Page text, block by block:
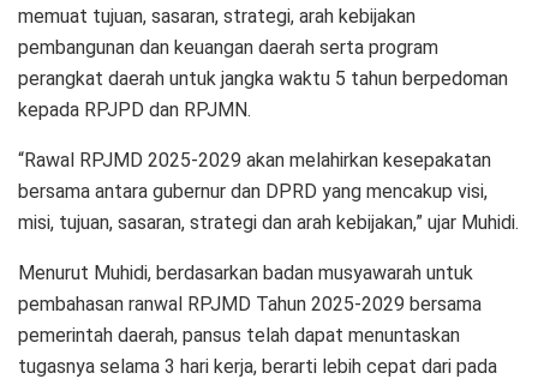
memuat tujuan, sasaran, strategi, arah kebijakan
pembangunan dan keuangan daerah serta program
perangkat daerah untuk jangka waktu 5 tahun berpedoman
kepada RPJPD dan RPJMN.
“Rawal RPJMD 2025-2029 akan melahirkan kesepakatan
bersama antara gubernur dan DPRD yang mencakup visi,
misi, tujuan, sasaran, strategi dan arah kebijakan,” ujar Muhidi.
Menurut Muhidi, berdasarkan badan musyawarah untuk
pembahasan ranwal RPJMD Tahun 2025-2029 bersama
pemerintah daerah, pansus telah dapat menuntaskan
tugasnya selama 3 hari kerja, berarti lebih cepat dari pada